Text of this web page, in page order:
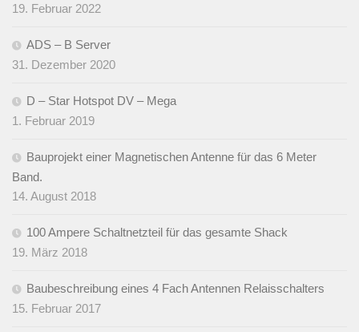
19. Februar 2022
ADS – B Server
31. Dezember 2020
D – Star Hotspot DV – Mega
1. Februar 2019
Bauprojekt einer Magnetischen Antenne für das 6 Meter
Band.
14. August 2018
100 Ampere Schaltnetzteil für das gesamte Shack
19. März 2018
Baubeschreibung eines 4 Fach Antennen Relaisschalters
15. Februar 2017